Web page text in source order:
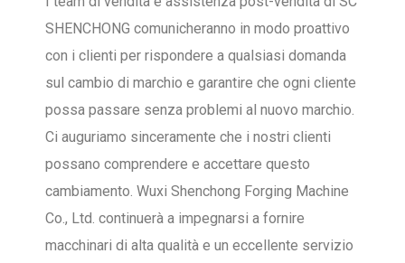
SHENCHONG comunicheranno in modo proattivo
con i clienti per rispondere a qualsiasi domanda
sul cambio di marchio e garantire che ogni cliente
possa passare senza problemi al nuovo marchio.
Ci auguriamo sinceramente che i nostri clienti
possano comprendere e accettare questo
cambiamento. Wuxi Shenchong Forging Machine
Co., Ltd. continuerà a impegnarsi a fornire
macchinari di alta qualità e un eccellente servizio